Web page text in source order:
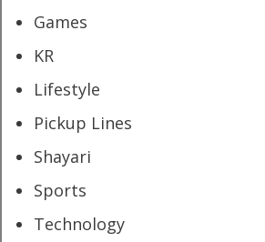
Games
KR
Lifestyle
Pickup Lines
Shayari
Sports
Technology